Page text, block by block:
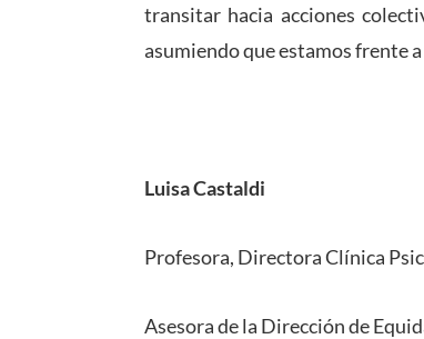
transitar hacia acciones
asumiendo que estamos frente
Luisa Castaldi
Profesora, Directora Clínica
Asesora de la Dirección de